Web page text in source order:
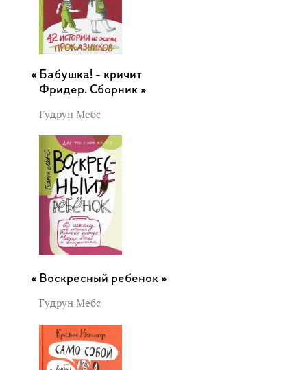
Бабушка! - кричит
Фридер. Сборник »
Гудрун Мебс
Воскресный ребенок »
Гудрун Мебс